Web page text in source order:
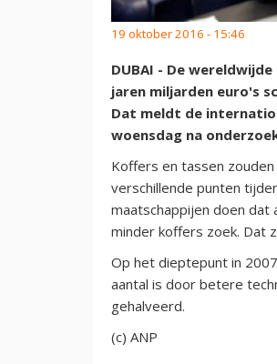
19 oktober 2016 - 15:46
DUBAI - De
jaren miljarden euro's
Dat meldt de
woensdag na
Koffers en tassen
verschillende punten
maatschappijen doen dat
minder koffers zoek. Dat
Op het dieptepunt in
aantal is door betere
gehalveerd.
(c) ANP